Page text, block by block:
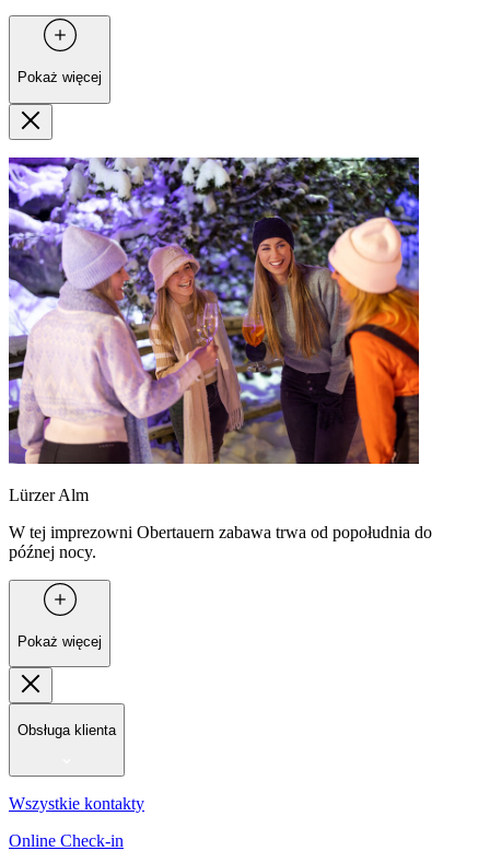
Pokaż więcej
Lürzer Alm
W tej imprezowni Obertauern zabawa trwa od popołudnia do
późnej nocy.
Pokaż więcej
Obsługa klienta
Wszystkie kontakty
Online Check-in